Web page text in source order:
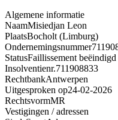
Algemene informatie
NaamMisiedjan Leon
PlaatsBocholt (Limburg)
Ondernemingsnummer
StatusFaillissement beëindigd
Insolventienr.711908833
RechtbankAntwerpen
Uitgesproken op24-02-2026
RechtsvormMR
Vestigingen / adressen